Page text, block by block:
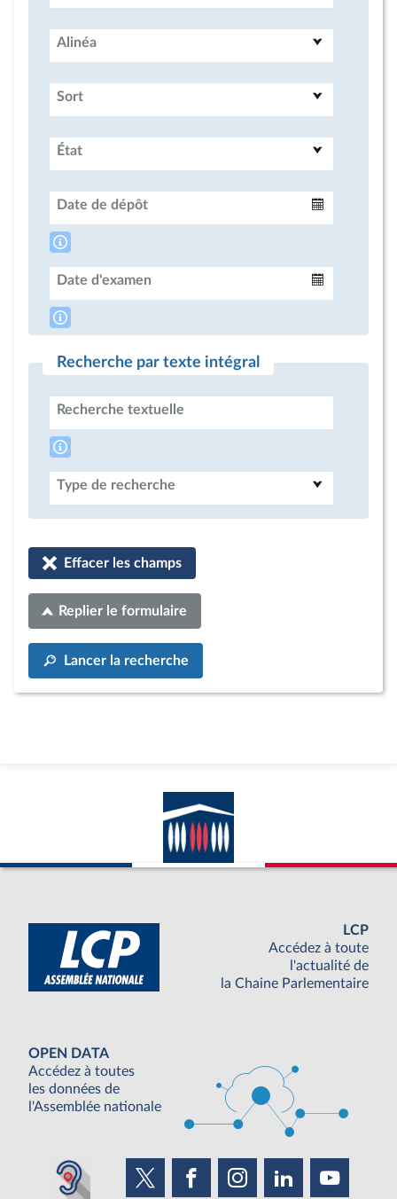
Alinéa
Sort
État
Date de dépôt
Date d'examen
Recherche par texte intégral
Recherche textuelle
Type de recherche
Effacer les champs
Replier le formulaire
Lancer la recherche
LCP
Accédez à toute
l'actualité de
la Chaine Parlementaire
OPEN DATA
Accédez à toutes
les données de
l'Assemblée nationale